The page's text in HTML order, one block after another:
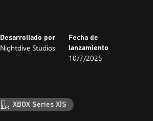
Desarrollado por
Nightdive Studios
Fecha de
lanzamiento
10/7/2025
XBOX Series X|S